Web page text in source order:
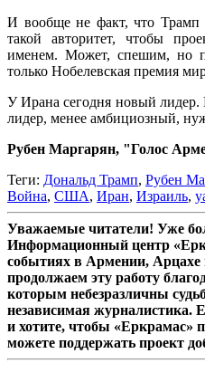
И вообще не факт, что Трамп
такой авторитет, чтобы
именем. Может, спешим, но
только Нобелевская премия
У Ирана сегодня новый
лидер, менее амбициозный,
Рубен Маргарян, "Голос
Теги: Дональд Трамп, Рубен
Война, США, Иран, Израиль,
Уважаемые читатели! Уже
Информационный центр
событиях в Армении,
продолжаем эту работу
которым небезразличны
независимая журналистика.
и хотите, чтобы «Еркрамас»
можете поддержать проект